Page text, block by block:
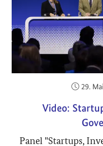
29.
Video:
Panel "Startups,